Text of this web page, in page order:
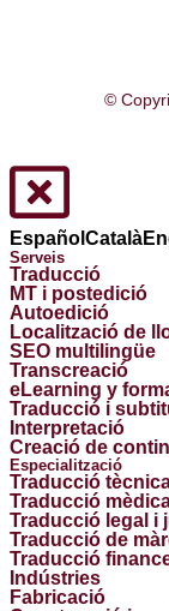
©
Español Català
Serveis
Traducció
MT i postedició
Autoedició
Localització de
SEO multilingüe
Transcreació
eLearning y
Traducció i
Interpretació
Creació de
Especialització
Traducció
Traducció
Traducció legal i
Traducció de
Traducció
Indústries
Fabricació